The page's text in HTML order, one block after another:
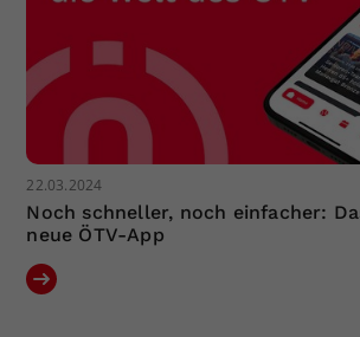
22.03.2024
Noch schneller, noch einfacher:
neue ÖTV-App